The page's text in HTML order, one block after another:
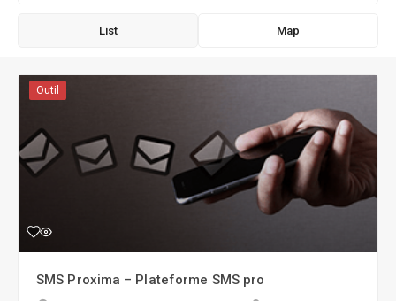
List Map
Outil
SMS Proxima – Plateforme SMS pro